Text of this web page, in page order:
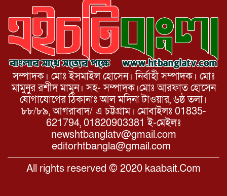
সম্পাদক। মোঃ ইসমাইল হোসেন। নির্বাহী সম্পাদক। মোঃ
মামুনুর রশীদ মামুন। সহ- সম্পাদক।মোঃ আরফাত হোসেন
যোগাযোগের ঠিকানাঃ আল মদিনা টাওয়ার, ৬ষ্ঠ তলা।
৮৮/৮৯, আগরাবাদ/ এ চট্টগ্রাম। মোবাইলঃ 01835-
621794, 01820903381 ই-মেইলঃ
newshtbanglatv@gmail.com
editorhtbangla@gmail.com
All rights reserved © 2020 kaabait.Com